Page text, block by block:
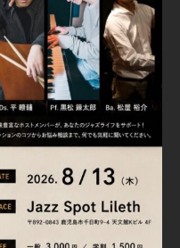
❣❣
ン
ュー
応じてアレンジ可能ですの
8650